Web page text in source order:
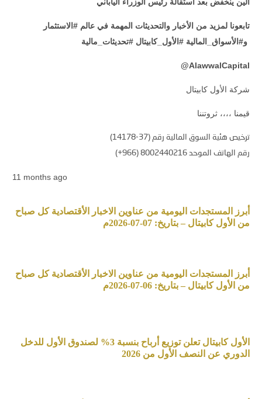
الين ينخفض بعد استقالة رئيس الوزراء الياباني
AlawwalCapital
@
شركة الأول كابيتال
قيمنا ،،،، ثروتننا
ترخيص هئية السوق المالية رقم (37-14178)
رقم الهاتف الموحد 8002440216 (966+)
11 months ago
أبرز المستجدات اليومية من عناوين الاخبار الأقتصادية كل صباح
من الأول كابيتال – بتاريخ: 07-07-2026م
أبرز المستجدات اليومية من عناوين الاخبار الأقتصادية كل صباح
من الأول كابيتال – بتاريخ: 06-07-2026م
الأول كابيتال تعلن توزيع أرباح بنسبة 3% لصندوق الأول للدخل
الدوري عن النصف الأول من 2026